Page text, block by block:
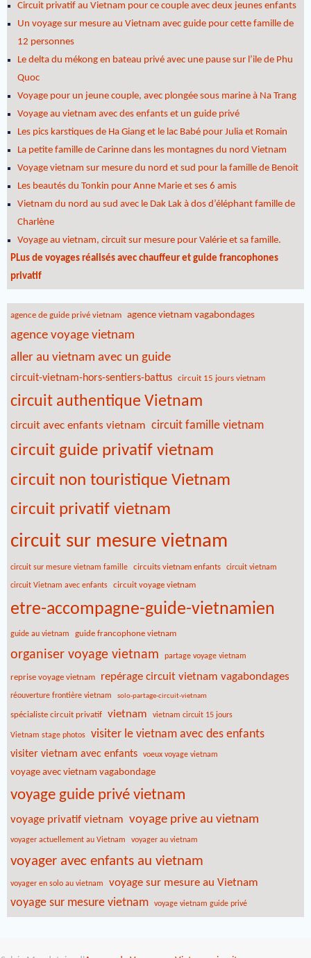
Circuit privatif au Vietnam pour ce couple avec deux jeunes enfants
Un voyage sur mesure au Vietnam avec guide pour cette famille de
12 personnes
Le delta du mékong en bateau privé avec une pause sur l’ile de Phu
Quoc
Voyage pour un jeune couple, avec plongée sous marine à Na Trang
Voyage au vietnam avec des enfants et un guide privé
Les pics karstiques de Ha Giang et le lac Babé pour Julia et Romain
La petite famille de Carinne dans les montagnes du nord Vietnam
Voyage vietnam sur mesure du nord et sud pour la famille de Benoit
Les beautés du Tonkin pour Anne Marie et ses 6 amis
Vietnam du nord au sud avec le Dak Lak à dos d’éléphant famille de
Charlène
Voyage au vietnam, circuit sur mesure pour Valérie et sa famille.
PLus de voyages réalisés avec chauffeur et guide francophones
privatif
agence de guide privé vietnam agence vietnam vagabondages
agence voyage vietnam
aller au vietnam avec un guide
circuit-vietnam-hors-sentiers-battus circuit 15 jours vietnam
circuit authentique Vietnam
circuit avec enfants vietnam circuit famille vietnam
circuit guide privatif vietnam
circuit non touristique Vietnam
circuit privatif vietnam
circuit sur mesure vietnam
circuit sur mesure vietnam famille circuits vietnam enfants circuit vietnam
circuit Vietnam avec enfants circuit voyage vietnam
etre-accompagne-guide-vietnamien
guide au vietnam guide francophone vietnam
organiser voyage vietnam partage voyage vietnam
reprise voyage vietnam repérage circuit vietnam vagabondages
réouverture frontière vietnam solo-partage-circuit-vietnam
spécialiste circuit privatif vietnam vietnam circuit 15 jours
Vietnam stage photos visiter le vietnam avec des enfants
visiter vietnam avec enfants voeux voyage vietnam
voyage avec vietnam vagabondage
voyage guide privé vietnam
voyage privatif vietnam voyage prive au vietnam
voyager actuellement au Vietnam voyager au vietnam
voyager avec enfants au vietnam
voyager en solo au vietnam voyage sur mesure au Vietnam
voyage sur mesure vietnam voyage vietnam guide privé